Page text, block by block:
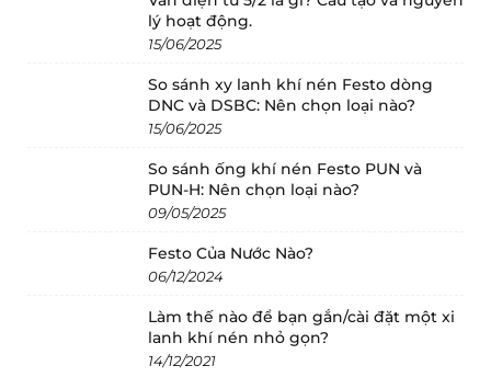
lý hoạt động.
15/06/2025
So sánh xy lanh khí nén Festo dòng
DNC và DSBC: Nên chọn loại nào?
15/06/2025
So sánh ống khí nén Festo PUN và
PUN-H: Nên chọn loại nào?
09/05/2025
Festo Của Nước Nào?
06/12/2024
Làm thế nào để bạn gắn/cài đặt một xi
lanh khí nén nhỏ gọn?
14/12/2021